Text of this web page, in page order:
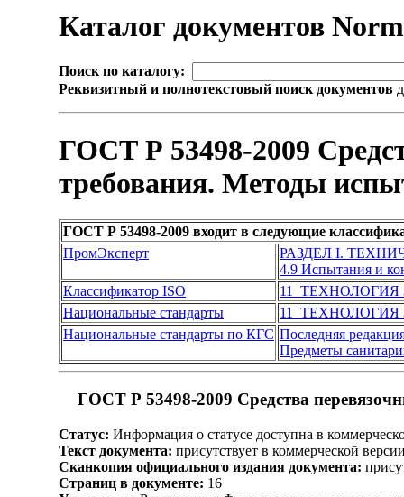
Каталог документов
Поиск по каталогу:
Реквизитный и полнотекстовый поиск документов
ГОСТ Р 53498-2009
требования. Методы
ГОСТ Р 53498-2009 входит в следующие
ПромЭксперт
РАЗДЕЛ I.
4.9 Испытания и
Классификатор ISO
11
Национальные стандарты
11
Национальные стандарты по КГС Последняя
Предметы
ГОСТ Р 53498-2009 Средства
Статус: Информация о статусе доступна в
Текст документа: присутствует в коммерческой
Сканкопия официального издания документа:
Страниц в документе: 16